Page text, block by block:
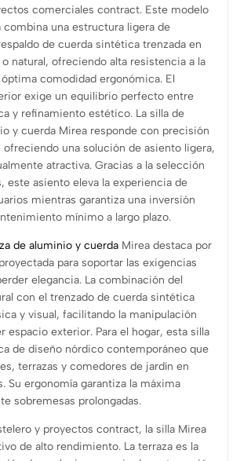
comerciales contract. Este modelo
combina una estructura ligera de
de cuerda sintética trenzada en
natural, ofreciendo alta resistencia a la
comodidad ergonómica. El
exige un equilibrio perfecto entre
y refinamiento estético. La silla de
y cuerda Mirea responde con precisión
ofreciendo una solución de asiento ligera,
atractiva. Gracias a la selección
este asiento eleva la experiencia de
mientras garantiza una inversión
mínimo a largo plazo.
de aluminio y cuerda Mirea destaca por
para soportar las exigencias
elegancia. La combinación del
con el trenzado de cuerda sintética
y visual, facilitando la manipulación
espacio exterior. Para el hogar, esta silla
de diseño nórdico contemporáneo que
terrazas y comedores de jardín en
Su ergonomía garantiza la máxima
sobremesas prolongadas.
y proyectos contract, la silla Mirea
de alto rendimiento. La terraza es la